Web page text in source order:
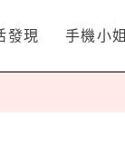
發現 手機小姐